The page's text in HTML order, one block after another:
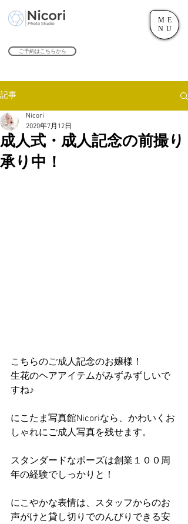
世田谷のフォトスタジオ「にこたま写真館 Nicori」｜二子玉川駅
​２０２４年で創業１０４周年を迎えます！
ご予約はこちらから
ME
NU
記事
成人式・成人記念の前撮り
承り中！
Nicori
2020年7月12日
こちらのご成人記念のお嬢様！
生花のヘアアイテムがみずみずしいで
すね♪
にこたま写真館Nicoriなら、かわいくお
しゃれにご成人写真を残せます。
スタンダードなポーズは創業１００周
年の経験でしっかりと！
にこやかな表情は、スタッフからのお
声がけと貸し切りでのんびりできる安